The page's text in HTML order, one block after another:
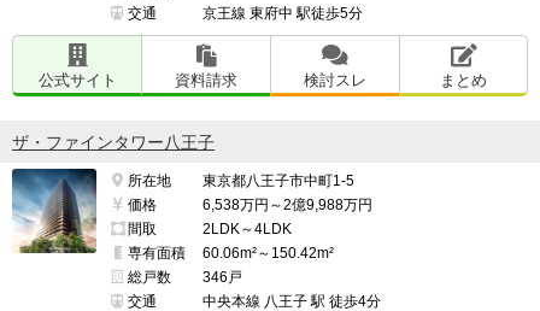
交通
京王線 東府中 駅徒歩5分
公式サイト 資料請求 検討スレ まとめ
ザ・ファインタワー八王子
所在地
東京都八王子市中町1-5
価格
6,538万円～2億9,988万円
間取
2LDK～4LDK
専有面積
60.06m²～150.42m²
総戸数
346戸
交通
中央本線 八王子 駅 徒歩4分